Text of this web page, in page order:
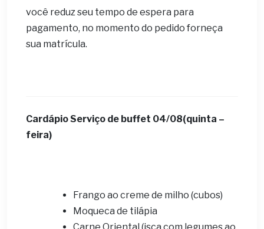
você reduz seu tempo de espera para
pagamento, no momento do pedido forneça
sua matrícula.
Cardápio Serviço de buffet 04/08(quinta –
feira)
Frango ao creme de milho (cubos)
Moqueca de tilápia